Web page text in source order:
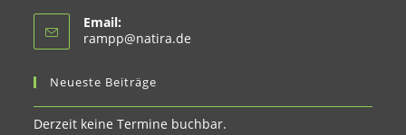
Email:
rampp@natira.de
Neueste Beiträge
Derzeit keine Termine buchbar.